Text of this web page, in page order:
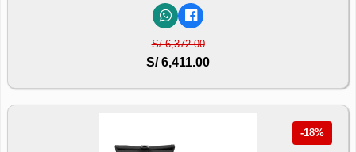
S/ 6,372.00
S/ 6,411.00
-18%